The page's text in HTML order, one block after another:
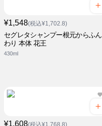
¥1,548(税込¥1,702.8)
セグレタシャンプー根元からふん
わり 本体 花王
430ml
¥1,608